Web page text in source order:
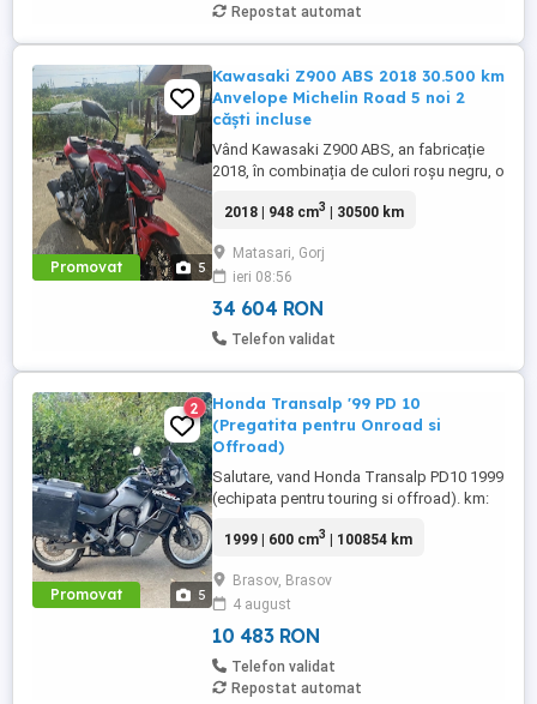
Repostat automat
Promovat 5
Kawasaki Z900 ABS 2018 30.500 km
Anvelope Michelin Road 5 noi 2
căști incluse
Vând Kawasaki Z900 ABS, an fabricație
2018, în combinația de culori roșu negru, o
întâlnită. Motocicleta are aproximativ
echipată cu anvelope Michelin Road 5 noi,
care au rulat mai puțin de 100 km. RAR
efectuat recent, ...
2018 | 948 cm3 | 30500 km
Matasari, Gorj
ieri 08:56
34 604 RON
Telefon validat
Promovat 5
2
Honda Transalp '99 PD 10
(Pregatita pentru Onroad si
Offroad)
Salutare, vand Honda Transalp PD10 1999
(echipata pentru touring si offroad). km:
ce este nevoie pentru touring si offroad.
cauciucuri (on-road off-road) 2. scarite sw
motec mai late decat cele standard 3.
oglinzi pliabile 4. ...
1999 | 600 cm3 | 100854 km
Brasov, Brasov
4 august
10 483 RON
Telefon validat
Repostat automat